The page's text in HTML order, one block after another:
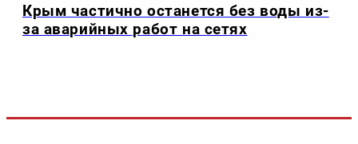
Крым частично останется без воды из-
за аварийных работ на сетях